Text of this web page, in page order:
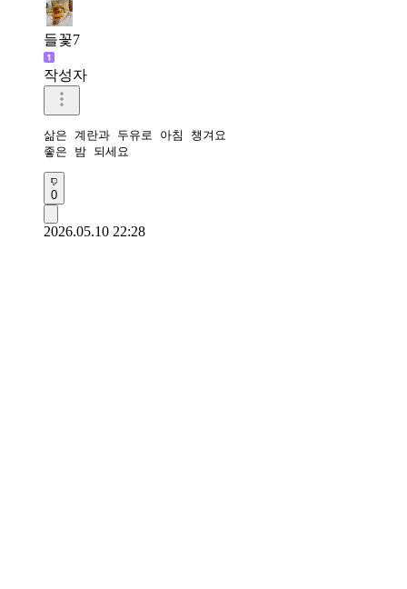
들꽃7
작성자
삶은 계란과 두유로 아침 챙겨요
좋은 밤 되세요
0
2026.05.10 22:28